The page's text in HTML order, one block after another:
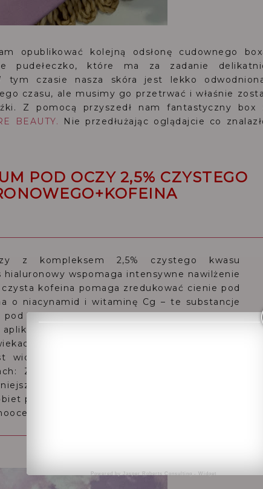
opublikować kolejną odsłonę cudownego
pudełeczko, które ma za zadanie
tym czasie nasza skóra jest lekko
czasu, ale musimy go przetrwać i właśnie
Z pomocą przyszedł nam fantastyczny box
BEAUTY.
Nie przedłużając oglądajcie co
POD OCZY 2,5% CZYSTEGO
z kompleksem 2,5% czystego kwasu
wspomaga intensywne nawilżenie
kofeina pomaga zredukować cienie pod
o niacynamid i witaminę Cg – te substancje
oczami, zapewniając odświeżony wygląd.
który zapewnia chłodzący masaż i
Bez substancji zapachowych. Efekty?
widocznie nawilżona, a oczy wyglądają na
Zmarszczki pod oczami są wygładzone.
Po 6 tygodniach: zmarszczki wokół
poleciłoby ten produkt**. *Ocena kliniczna,
81 kobiet, 6 tygodni.
Powered by Jasper Roberts Consulting - Widget